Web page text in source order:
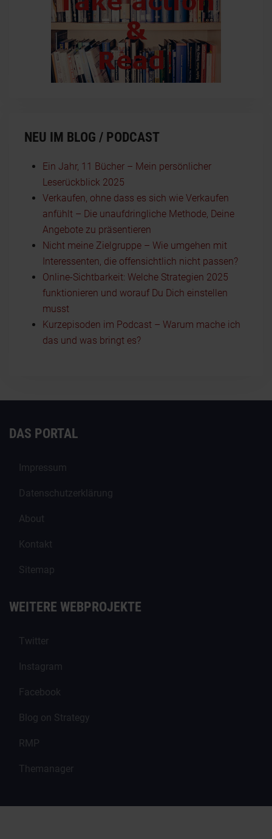
NEU IM BLOG / PODCAST
Ein Jahr, 11 Bücher – Mein persönlicher
Leserückblick 2025
Verkaufen, ohne dass es sich wie Verkaufen
anfühlt – Die unaufdringliche Methode, Deine
Angebote zu präsentieren
Nicht meine Zielgruppe – Wie umgehen mit
Interessenten, die offensichtlich nicht passen?
Online-Sichtbarkeit: Welche Strategien 2025
funktionieren und worauf Du Dich einstellen
musst
Kurzepisoden im Podcast – Warum mache ich
das und was bringt es?
DAS PORTAL
Impressum
Datenschutzerklärung
About
Kontakt
Sitemap
WEITERE WEBPROJEKTE
Twitter
Instagram
Facebook
Blog on Strategy
RMP
Themanager